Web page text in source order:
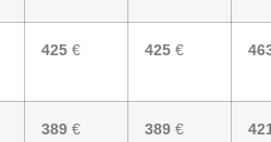
425 € 425 €
389 € 389 €